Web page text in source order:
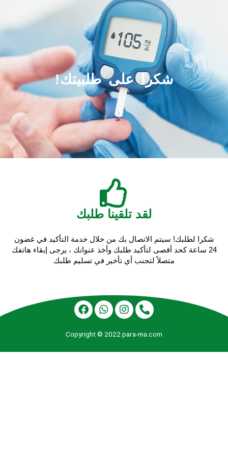
!شكرا على طلبيتك
لقد تلقينا طلبك
شكرا لطلبك! سيتم الاتصال بك من خلال خدمة التأكيد في غضون
24 ساعة كحد أقصى لتأكيد طلبك وأخذ عنوانك ، يرجى إبقاء هاتفك
متصلاً لتجنب أي تأخير في تسليم طلبك
Copyright © 2022 para-ma.com